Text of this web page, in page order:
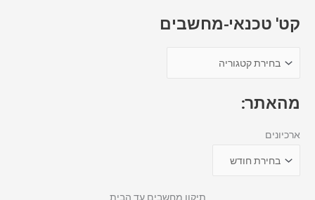
קט' טכנאי-מחשבים
מהאתר:
ארכיונים
תיקון מחשבים עד הבית